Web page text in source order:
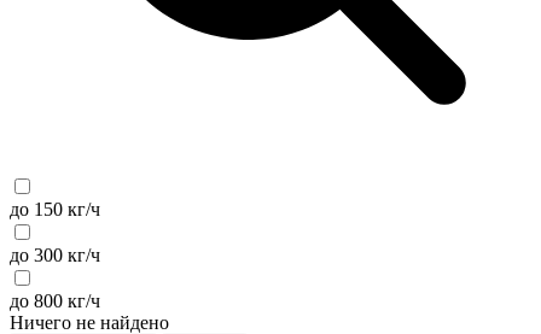
до 150 кг/ч
до 300 кг/ч
до 800 кг/ч
Ничего не найдено